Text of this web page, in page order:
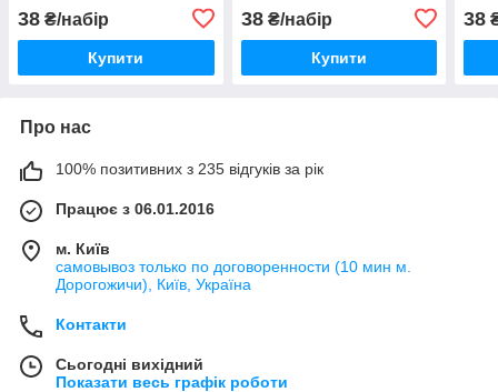
38 ₴/набір
Купити
38₴/набір
Купити
38
Про нас
100% позитивних з 235 відгуків за рік
Працює з 06.01.2016
м. Київ
самовывоз только по договоренности (10 мин м.
Дорогожичи), Київ, Україна
Контакти
Сьогодні вихідний
Показати весь графік роботи